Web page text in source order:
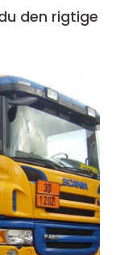
den rigtige